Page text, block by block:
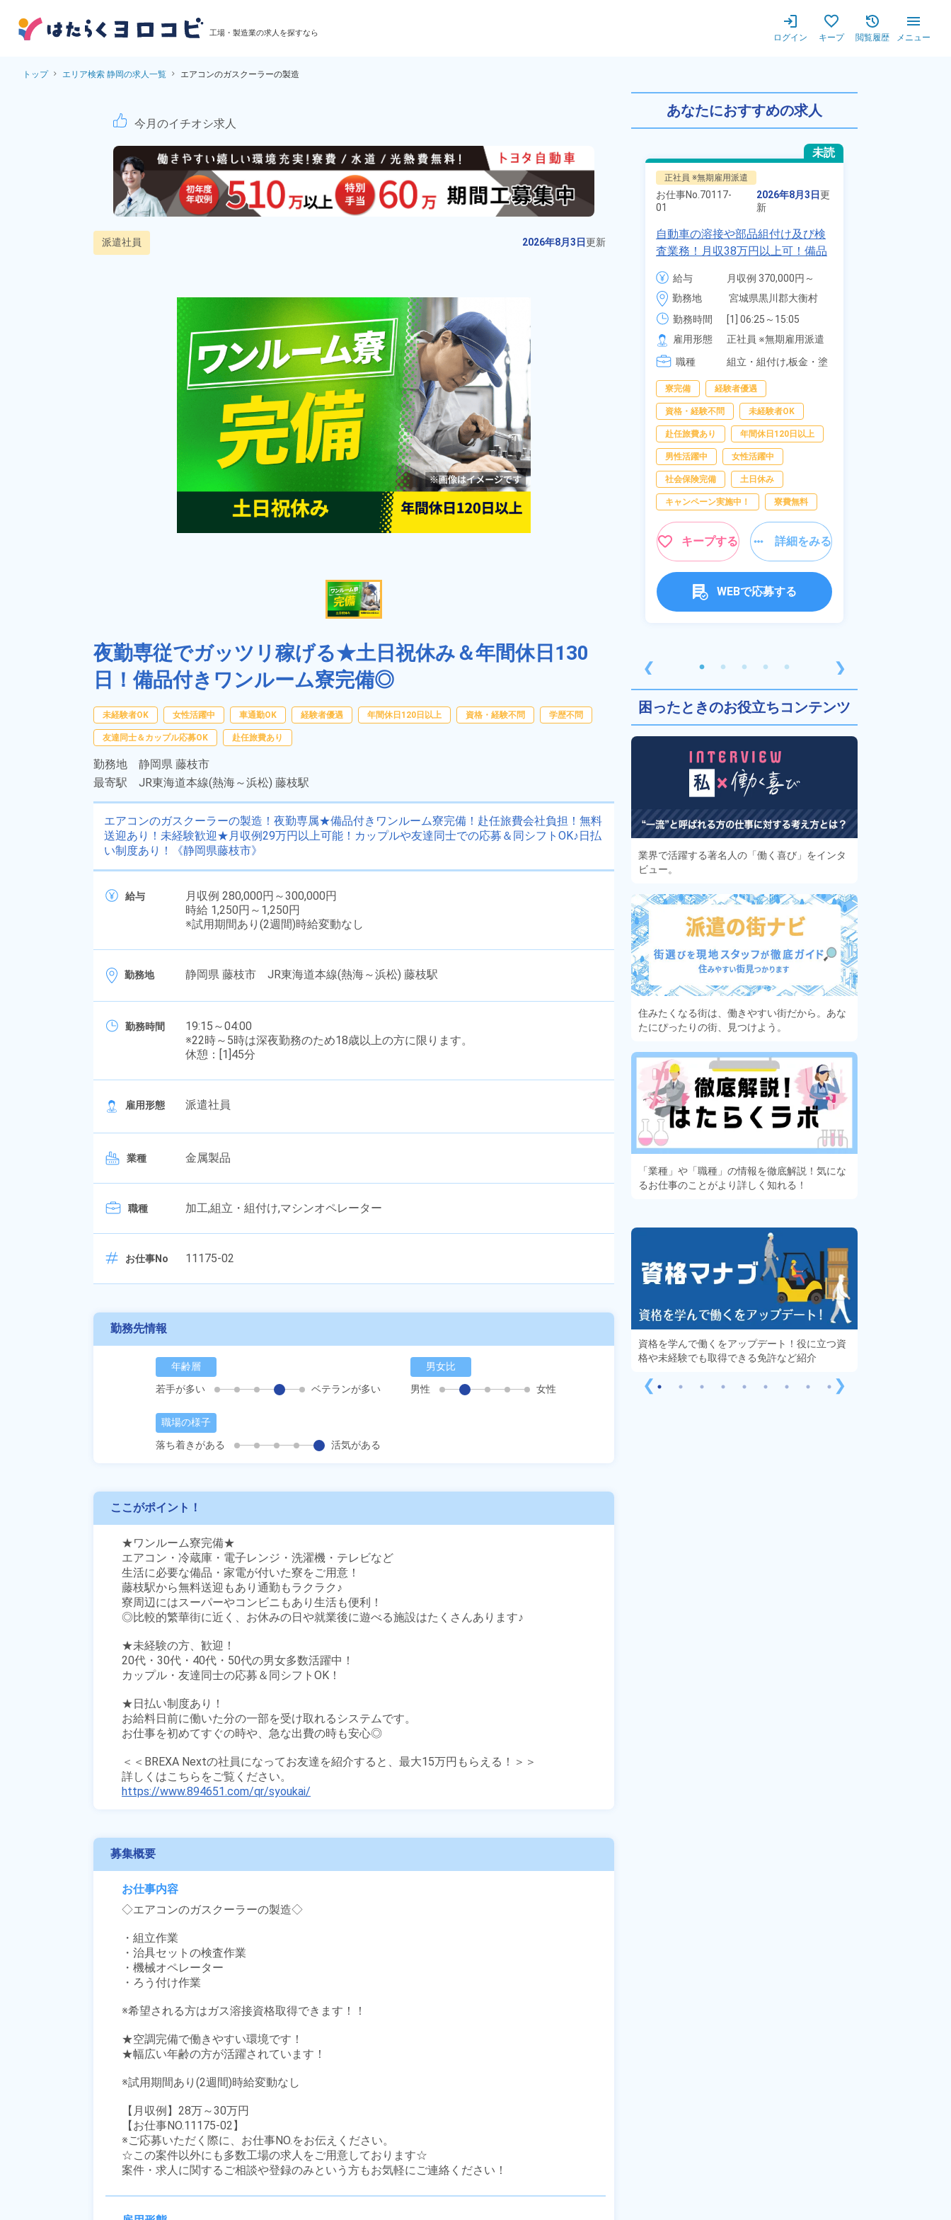
工場・製造業の求人を探すなら ログイン キープ 閲覧履歴 メニュー
トップ エリア検索 静岡の求人一覧 エアコンのガスクーラーの製造
エアコンのガスクーラーの製造！夜勤専属★備品付きワンルーム寮完備！赴任旅
今月のイチオシ求人
派遣社員 2026年8月3日更新
夜勤専従でガッツリ稼げる★土日祝休み＆年間休日130
日！備品付きワンルーム寮完備◎
未経験者OK 女性活躍中 車通勤OK 経験者優遇 年間休日120日以上 資格・経験不問 学歴不問
友達同士＆カップル応募OK 赴任旅費あり
勤務地 静岡県 藤枝市
最寄駅 JR東海道本線(熱海～浜松) 藤枝駅
エアコンのガスクーラーの製造！夜勤専属★備品付きワンルーム寮完備！赴任旅費会社負担！無料
送迎あり！未経験歓迎★月収例29万円以上可能！カップルや友達同士での応募＆同シフトOK♪日払
い制度あり！《静岡県藤枝市》
給与
月収例 280,000円～300,000円
時給 1,250円～1,250円
※試用期間あり(2週間)時給変動なし
勤務地 静岡県 藤枝市 JR東海道本線(熱海～浜松) 藤枝駅
勤務時間
19:15～04:00
※22時～5時は深夜勤務のため18歳以上の方に限ります。
休憩：[1]45分
雇用形態 派遣社員
業種 金属製品
職種 加工,組立・組付け,マシンオペレーター
お仕事No 11175-02
勤務先情報
年齢層
若手が多い
ベテランが多い
男女比
男性
女性
職場の様子
落ち着きがある
活気がある
ここがポイント！
★ワンルーム寮完備★
エアコン・冷蔵庫・電子レンジ・洗濯機・テレビなど
生活に必要な備品・家電が付いた寮をご用意！
藤枝駅から無料送迎もあり通勤もラクラク♪
寮周辺にはスーパーやコンビニもあり生活も便利！
◎比較的繁華街に近く、お休みの日や就業後に遊べる施設はたくさんあります♪
★未経験の方、歓迎！
20代・30代・40代・50代の男女多数活躍中！
カップル・友達同士の応募＆同シフトOK！
★日払い制度あり！
お給料日前に働いた分の一部を受け取れるシステムです。
お仕事を初めてすぐの時や、急な出費の時も安心◎
＜＜BREXA Nextの社員になってお友達を紹介すると、最大15万円もらえる！＞＞
https://www.894651.com/qr/syoukai/
募集概要
お仕事内容
◇エアコンのガスクーラーの製造◇
・組立作業
・治具セットの検査作業
・機械オペレーター
・ろう付け作業
※希望される方はガス溶接資格取得できます！！
★空調完備で働きやすい環境です！
★幅広い年齢の方が活躍されています！
※試用期間あり(2週間)時給変動なし
【月収例】28万～30万円
【お仕事NO.11175-02】
※ご応募いただく際に、お仕事NO.をお伝えください。
☆この案件以外にも多数工場の求人をご用意しております☆
案件・求人に関するご相談や登録のみという方もお気軽にご連絡ください！
あなたにおすすめの求人
❮
お仕事No.11990-
01
2026年8月3日
新
電子機器製造のマシンオペレータ
ー業務★寮費無料！時給1,650円！
カー通勤OK！無料駐車場あり
♪《秋田県由利本荘市》
勤務地
勤務時間
[2] 19:45～07:55
雇用形態
派遣社員
職種
マシンオペレーター,部
品供給・充填・運搬,検
査,ピッキング,検品,梱包
未経験者OK 経験者優遇
男性活躍中 女性活躍中
赴任旅費あり 寮完備
年間休日120日以上
送迎あり 資格・経験不問
寮費無料 キャンペーン実施中！
未読
正社員 ※無期雇用派遣
お仕事No. 70117-
01
2026年8月3日更
新
自動車の溶接や部品組付け及び検
査業務！月収38万円以上可！備品
付きワンルーム寮完備！赴任旅費
会社負担★人気の土日休み！昇給
＆業績賞与あり！車・バイク通勤
可！無料駐車場あり！カップルで
の応募OK★《宮城県大衡村》
給与
月収例 370,000円～
390,000円
時給 1,700円～1,700円
勤務地
宮城県黒川郡大衡村
周辺
勤務時間
[1] 06:25～15:05
[2] 16:00～00:40
[3] 16:30～01:10
[4] 08:00～16:40
雇用形態
正社員 ※無期雇用派遣
職種
組立・組付け,板金・塗
寮完備 経験者優遇
資格・経験不問 未経験者OK
赴任旅費あり 年間休日120日以上
男性活躍中 女性活躍中
社会保険完備 土日休み
キャンペーン実施中！ 寮費無料
キープする 詳細をみる
WEBで応募する
❯
困ったときのお役立ちコンテンツ
業界で活躍する著名人の「働く喜び」をインタ
ビュー。
住みたくなる街は、働きやすい街だから。あな
たにぴったりの街、見つけよう。
「業種」や「職種」の情報を徹底解説！気にな
るお仕事のことがより詳しく知れる！
❮
あるモノに魅了され続け気がつけばマニア
に！？ディープな世界にあなたもきっとハマる
はず！
資格を学んで働くをアップデート！役に立つ資
格や未経験でも取得できる免許など紹介
❯